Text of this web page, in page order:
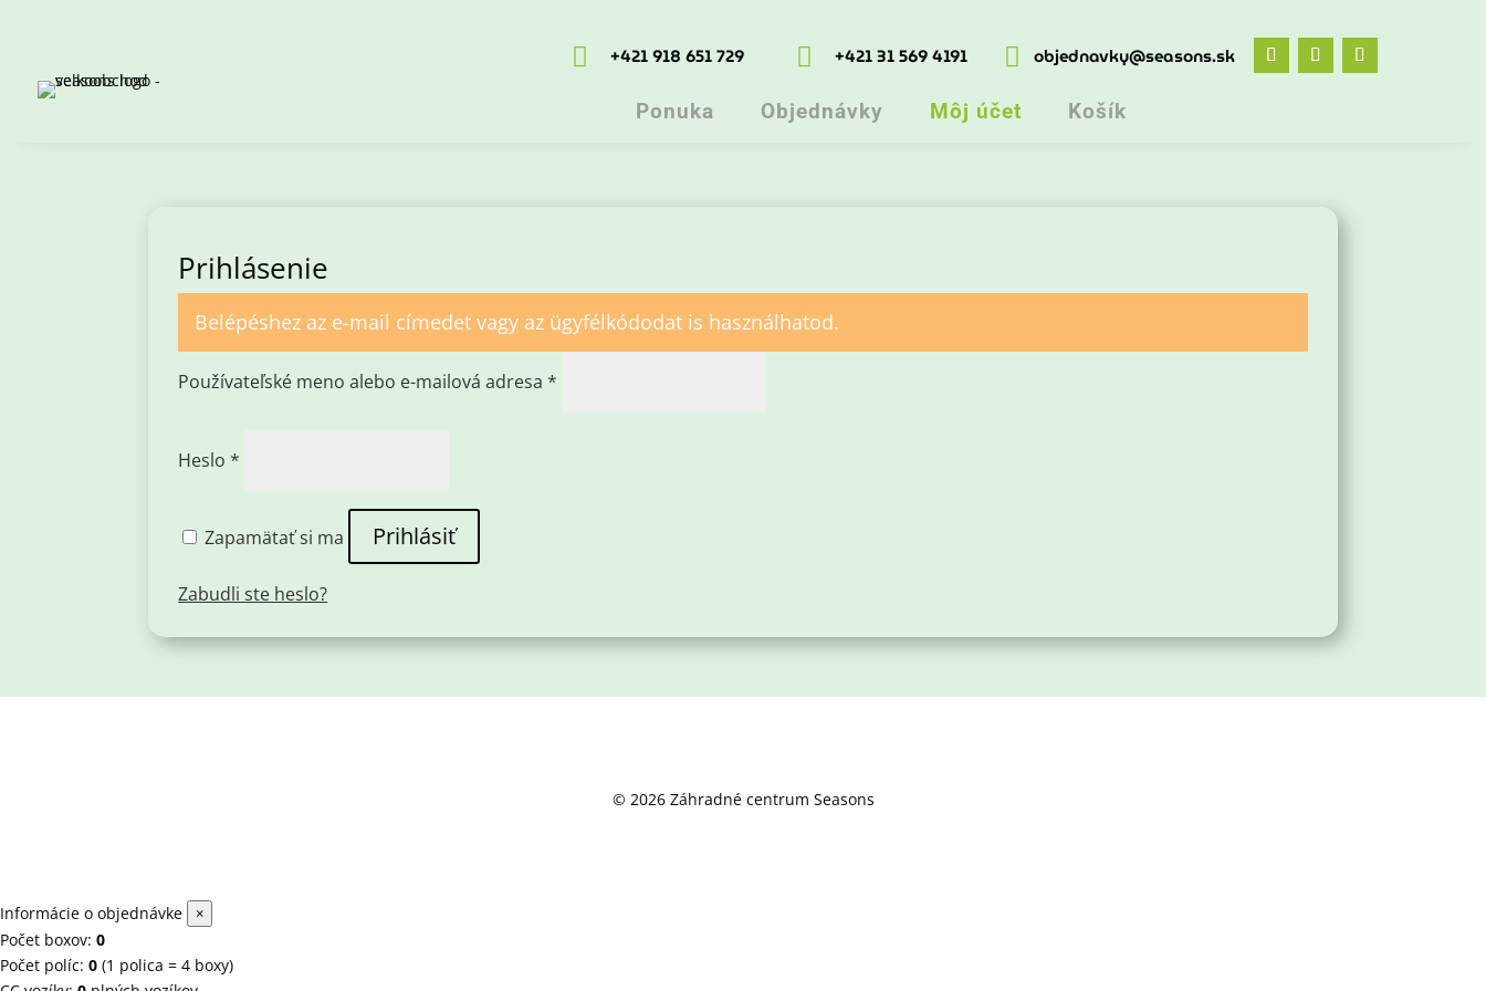
 +421 918 651 729  +421 31 569 4191  objednavky@seasons.sk
Ponuka Objednávky Môj účet Košík
Prihlásenie
Belépéshez az e-mail címedet vagy az ügyfélkódodat is használhatod.
Používateľské meno alebo e-mailová adresa*
Heslo*
Zapamätať si ma Prihlásiť
Zabudli ste heslo?
© 2026 Záhradné centrum Seasons
Informácie o objednávke ×
Počet boxov: 0
Počet políc: 0 (1 polica = 4 boxy)